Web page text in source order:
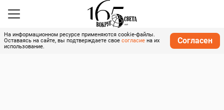
На информационном ресурсе применяются cookie-файлы.
Оставаясь на сайте, вы подтверждаете свое согласие на их
использование.
Согласен